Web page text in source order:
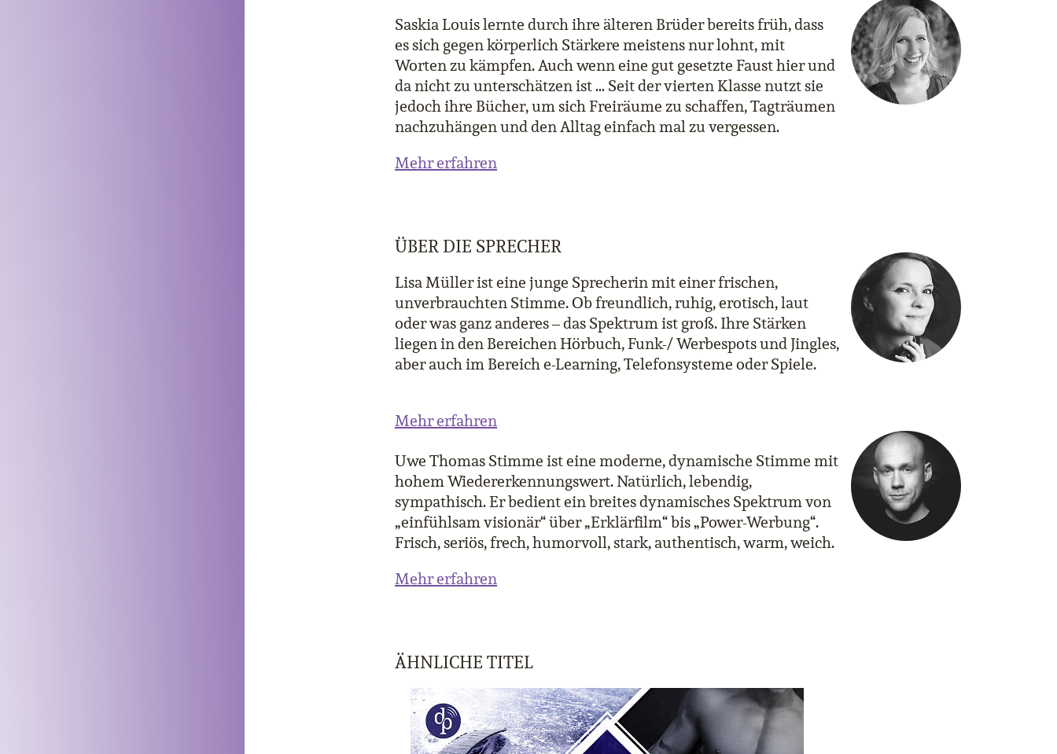
Saskia Louis lernte durch ihre älteren Brüder bereits früh, dass
es sich gegen körperlich Stärkere meistens nur lohnt, mit
Worten zu kämpfen. Auch wenn eine gut gesetzte Faust hier und
da nicht zu unterschätzen ist … Seit der vierten Klasse nutzt sie
jedoch ihre Bücher, um sich Freiräume zu schaffen, Tagträumen
nachzuhängen und den Alltag einfach mal zu vergessen.
Mehr erfahren
ÜBER DIE SPRECHER
Lisa Müller ist eine junge Sprecherin mit einer frischen,
unverbrauchten Stimme. Ob freundlich, ruhig, erotisch, laut
oder was ganz anderes – das Spektrum ist groß. Ihre Stärken
liegen in den Bereichen Hörbuch, Funk-/ Werbespots und Jingles,
aber auch im Bereich e-Learning, Telefonsysteme oder Spiele.
Mehr erfahren
Uwe Thomas Stimme ist eine moderne, dynamische Stimme mit
hohem Wiedererkennungswert. Natürlich, lebendig,
sympathisch. Er bedient ein breites dynamisches Spektrum von
„einfühlsam visionär“ über „Erklärfilm“ bis „Power-Werbung“.
Frisch, seriös, frech, humorvoll, stark, authentisch, warm, weich.
Mehr erfahren
ÄHNLICHE TITEL